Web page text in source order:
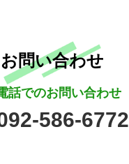
お問い合わせ
話でのお問い合わせ
586-6772